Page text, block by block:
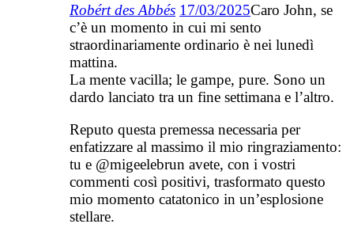
Robért des Abbés 17/03/2025Caro John, se
c’è un momento in cui mi sento
straordinariamente ordinario è nei lunedì
mattina.
La mente vacilla; le gampe, pure. Sono un
dardo lanciato tra un fine settimana e l’altro.
Reputo questa premessa necessaria per
enfatizzare al massimo il mio ringraziamento:
tu e @migeelebrun avete, con i vostri
commenti così positivi, trasformato questo
mio momento catatonico in un’esplosione
stellare.